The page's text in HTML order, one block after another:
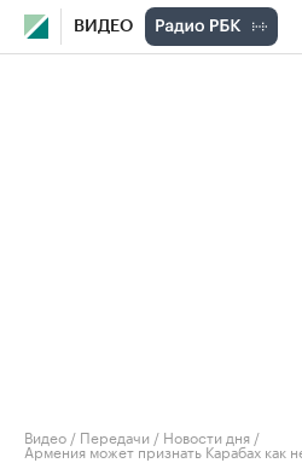
ВИДЕО
Видео / Передачи / Новости дня /
Армения может признать Карабах как